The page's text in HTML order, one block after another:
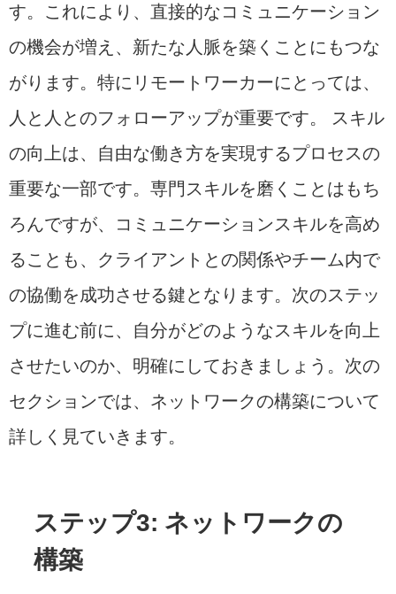
す。これにより、直接的なコミュニケーション
の機会が増え、新たな人脈を築くことにもつな
がります。特にリモートワーカーにとっては、
人と人とのフォローアップが重要です。 スキル
の向上は、自由な働き方を実現するプロセスの
重要な一部です。専門スキルを磨くことはもち
ろんですが、コミュニケーションスキルを高め
ることも、クライアントとの関係やチーム内で
の協働を成功させる鍵となります。次のステッ
プに進む前に、自分がどのようなスキルを向上
させたいのか、明確にしておきましょう。次の
セクションでは、ネットワークの構築について
詳しく見ていきます。
ステップ3: ネットワークの
構築